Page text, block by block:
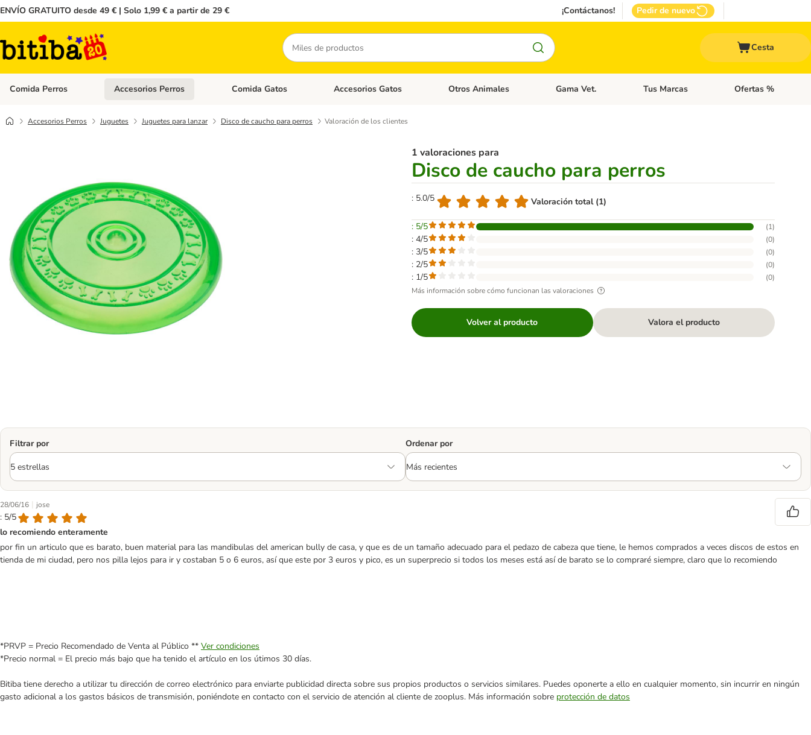
ENVÍO GRATUITO desde 49 € | Solo 1,99 € a partir de 29 € ¡Contáctanos! Pedir de nuevo
Buscar
Cesta
Comida Perros Menú de categoria abierto: Comida Perros
Accesorios Perros Menú de categoria abierto: Accesorios Perros
Comida Gatos Menú de categoria abierto: Comida Gatos
Accesorios Gatos Menú de categoria abierto: Accesorios Gatos
Otros Animales Menú de categoria abierto: Otros Animales
Gama Vet. Menú de categoria abierto: Gama Vet.
Tus Marcas Menú de categoria
Ofertas %
Accesorios Perros Juguetes Juguetes para lanzar Disco de caucho para perros Valoración de los clientes
1 valoraciones para
Disco de caucho para perros
: 5.0/5 Valoración total (1)
: 5/5 (1)
: 4/5 (0)
: 3/5 (0)
: 2/5 (0)
: 1/5 (0)
Más información sobre cómo funcionan las valoraciones
Volver al producto Valora el producto
Filtrar por Ordenar por
28/06/16 | jose
: 5/5
lo recomiendo enteramente
por fin un articulo que es barato, buen material para las mandibulas del american bully de casa, y que es de un tamaño adecuado para el pedazo de cabeza que tiene, le hemos comprados a veces discos de estos en
tienda de mi ciudad, pero nos pilla lejos para ir y costaban 5 o 6 euros, así que este por 3 euros y pico, es un superprecio si todos los meses está así de barato se lo compraré siempre, claro que lo recomiendo
*PRVP = Precio Recomendado de Venta al Público ** Ver condiciones
*Precio normal = El precio más bajo que ha tenido el artículo en los útimos 30 días.
Bitiba tiene derecho a utilizar tu dirección de correo electrónico para enviarte publicidad directa sobre sus propios productos o servicios similares. Puedes oponerte a ello en cualquier momento, sin incurrir en ningún
gasto adicional a los gastos básicos de transmisión, poniéndote en contacto con el servicio de atención al cliente de zooplus. Más información sobre protección de datos